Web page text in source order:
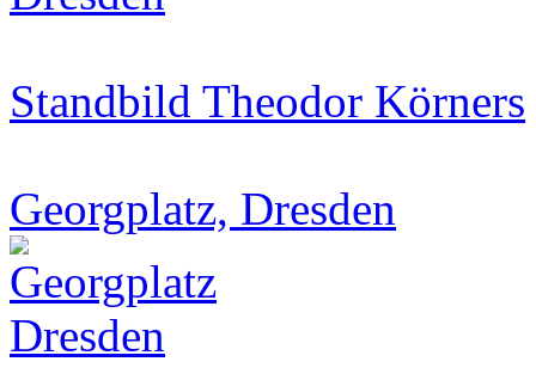
Standbild Theodor Körners
Georgplatz, Dresden